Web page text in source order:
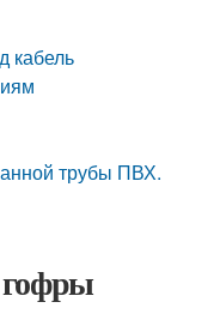
кабель
трубы ПВХ.
гофры